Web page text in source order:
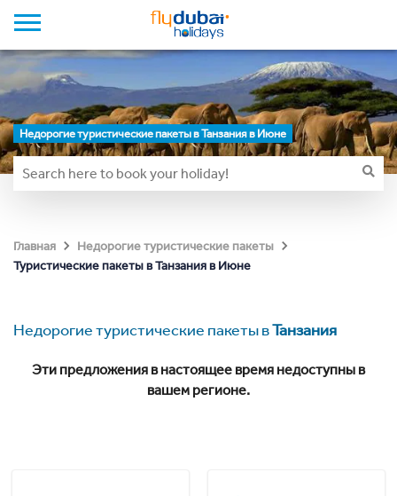
Недорогие туристические пакеты в Танзания в Июне
Главная
Недорогие туристические пакеты
Туристические пакеты в Танзания в Июне
Недорогие туристические пакеты вТанзания
Эти предложения в настоящее время недоступны в
вашем регионе.